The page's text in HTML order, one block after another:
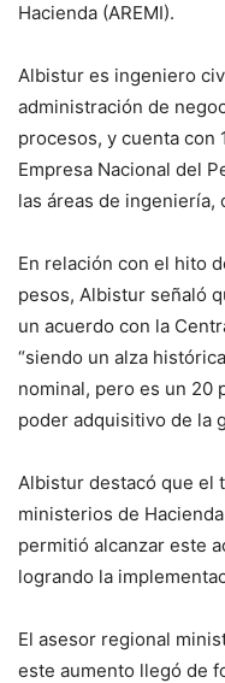
Hacienda (AREMI).
Albistur es ingeniero
administración de
procesos, y cuenta con
Empresa Nacional del
las áreas de
En relación con el hito
pesos, Albistur señaló
un acuerdo con la
“siendo un alza
nominal, pero es un 20
poder adquisitivo de la
Albistur destacó que el
ministerios de
permitió alcanzar este
logrando la
El asesor regional
este aumento llegó de